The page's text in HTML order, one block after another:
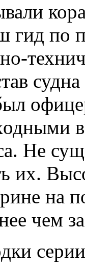
гид по
Не
их.
на
чем